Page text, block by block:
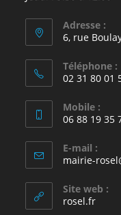
Adresse :
6, rue
Téléphone :
02 31 80 01
Mobile :
06 88 19 35
E-mail :
mairie-
Site web :
rosel.fr